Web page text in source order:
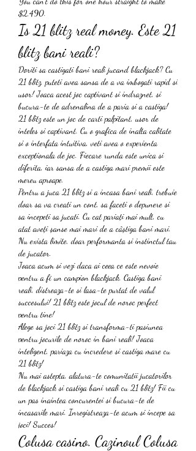
$2,490.
Is 21 blitz real money. Este 21
blitz bani reali?
Doriti sa castigati bani reali jucand blackjack? Cu
21 blitz, puteti avea sansa de a va imbogati rapid si
usor! Joaca acest joc captivant si indraznet, si
bucura-te de adrenalina de a paria si a castiga!
21 blitz este un joc de carti palpitant, usor de
inteles si captivant. Cu o grafica de inalta calitate
si o interfata intuitiva, veti avea o experienta
exceptionala de joc. Fiecare runda este unica si
diferita, iar sansa de a castiga mari premii este
mereu aproape.
Pentru a juca 21 blitz si a incasa bani reali, trebuie
doar sa va creati un cont, sa faceti o depunere si
sa incepeti sa jucati. Cu cat pariați mai mult, cu
atat aveți șanse mai mari de a câștiga bani mari.
Nu exista limite, doar performanta si instinctul tau
de jucator.
Joaca acum si vezi daca ai ceea ce este nevoie
pentru a fi un campion blackjack. Castiga bani
reali, distreaza-te si lasa-te purtat de valul
succesului! 21 blitz este jocul de noroc perfect
pentru tine!
Alege sa joci 21 blitz si transforma-ti pasiunea
pentru jocurile de noroc in bani reali! Joaca
inteligent, pariaza cu incredere si castiga mare cu
21 blitz!
Nu mai astepta, alatura-te comunitatii jucatorilor
de blackjack si castiga bani reali cu 21 blitz! Fii cu
un pas inaintea concurentei si bucura-te de
incasarile mari. Inregistreaza-te acum si incepe sa
joci! Succes!
Colusa casino. Cazinoul Colusa